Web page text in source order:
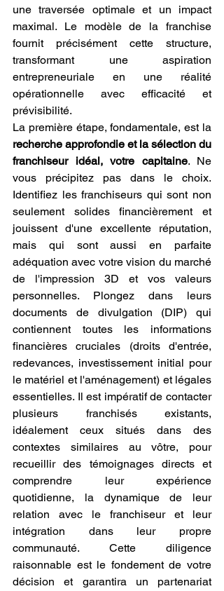
une traversée optimale et un impact
maximal. Le modèle de la franchise
fournit précisément cette structure,
transformant une aspiration
entrepreneuriale en une réalité
opérationnelle avec efficacité et
prévisibilité.
recherche approfondie et la sélection du
franchiseur idéal, votre capitaine. Ne
vous précipitez pas dans le choix.
Identifiez les franchiseurs qui sont non
seulement solides financièrement et
jouissent d'une excellente réputation,
mais qui sont aussi en parfaite
adéquation avec votre vision du marché
de l'impression 3D et vos valeurs
personnelles. Plongez dans leurs
documents de divulgation (DIP) qui
contiennent toutes les informations
financières cruciales (droits d'entrée,
redevances, investissement initial pour
le matériel et l'aménagement) et légales
essentielles. Il est impératif de contacter
plusieurs franchisés existants,
idéalement ceux situés dans des
contextes similaires au vôtre, pour
recueillir des témoignages directs et
comprendre leur expérience
quotidienne, la dynamique de leur
relation avec le franchiseur et leur
intégration dans leur propre
communauté. Cette diligence
raisonnable est le fondement de votre
décision et garantira un partenariat